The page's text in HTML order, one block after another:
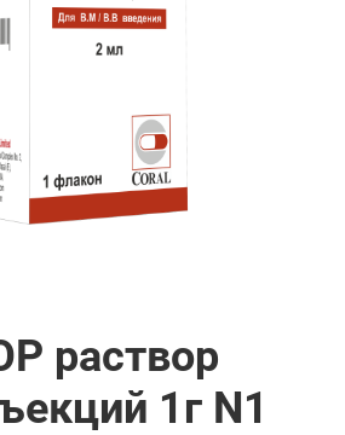
раствор
1г N1